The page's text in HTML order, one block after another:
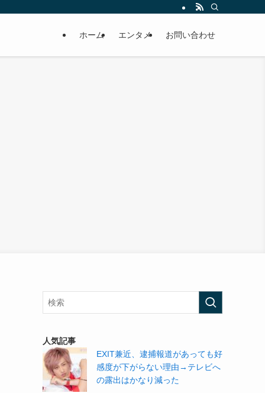
ホーム エンタメ お問い合わせ
人気記事
EXIT兼近、逮捕報道があっても好
感度が下がらない理由→テレビへ
の露出はかなり減った